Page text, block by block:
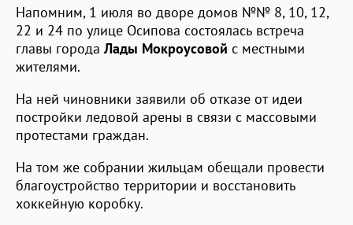
Напомним, 1 июля во дворе домов №№ 8, 10, 12,
22 и 24 по улице Осипова состоялась встреча
главы города Лады Мокроусовой с местными
жителями.
На ней чиновники заявили об отказе от идеи
постройки ледовой арены в связи с массовыми
протестами граждан.
На том же собрании жильцам обещали провести
благоустройство территории и восстановить
хоккейную коробку.